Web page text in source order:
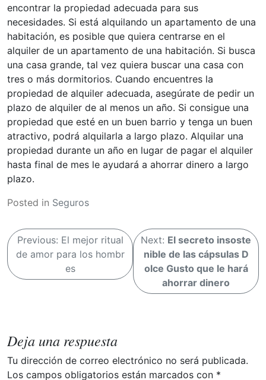
encontrar la propiedad adecuada para sus
necesidades. Si está alquilando un apartamento de una
habitación, es posible que quiera centrarse en el
alquiler de un apartamento de una habitación. Si busca
una casa grande, tal vez quiera buscar una casa con
tres o más dormitorios. Cuando encuentres la
propiedad de alquiler adecuada, asegúrate de pedir un
plazo de alquiler de al menos un año. Si consigue una
propiedad que esté en un buen barrio y tenga un buen
atractivo, podrá alquilarla a largo plazo. Alquilar una
propiedad durante un año en lugar de pagar el alquiler
hasta final de mes le ayudará a ahorrar dinero a largo
plazo.
Posted in Seguros
N
v
c
i
Previous: El mejor ritual
de amor para los hombr
es
Next: El secreto insoste
nible de las cápsulas D
olce Gusto que le hará
ahorrar dinero
Deja una respuesta
Tu dirección de correo electrónico no será publicada.
Los campos obligatorios están marcados con *